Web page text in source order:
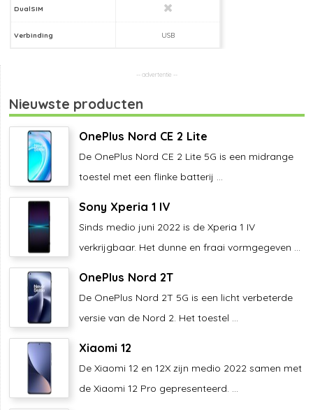
DualSIM
Verbinding USB
Nieuwste producten
OnePlus Nord CE 2 Lite
De OnePlus Nord CE 2 Lite 5G is een midrange
toestel met een flinke batterij ...
Sony Xperia 1 IV
Sinds medio juni 2022 is de Xperia 1 IV
verkrijgbaar. Het dunne en fraai vormgegeven ...
OnePlus Nord 2T
De OnePlus Nord 2T 5G is een licht verbeterde
versie van de Nord 2. Het toestel ...
Xiaomi 12
De Xiaomi 12 en 12X zijn medio 2022 samen met
de Xiaomi 12 Pro gepresenteerd. ...